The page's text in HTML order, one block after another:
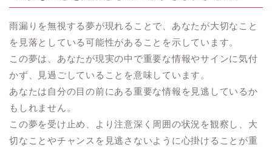
雨漏りを無視する夢が現れることで、あなたが大切なこと
を見落としている可能性があることを示しています。
この夢は、あなたが現実の中で重要な情報やサインに気付
かず、見過ごしていることを意味しています。
あなたは自分の目の前にある重要な情報を見逃しているか
もしれません。
この夢を受け止め、より注意深く周囲の状況を観察し、大
切なことやチャンスを見逃さないように心掛けることが重